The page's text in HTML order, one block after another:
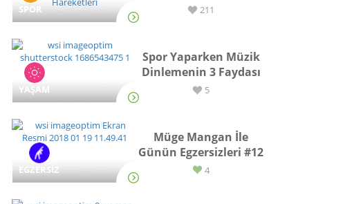
SPOR 211
YAŞAM
Spor Yaparken Müzik
Dinlemenin 3 Faydası
5
EGZERSİZ
Müge Mangan İle
Günün Egzersizleri #12
4